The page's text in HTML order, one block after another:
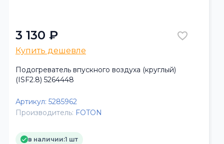
3 130 ₽
Купить дешевле
Подогреватель впускного воздуха (круглый)
(ISF2.8) 5264448
Артикул: 5285962
Производитель: FOTON
в наличии:1 шт